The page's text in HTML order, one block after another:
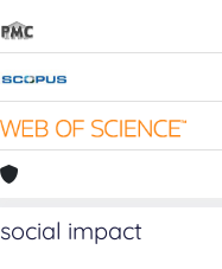
social impact